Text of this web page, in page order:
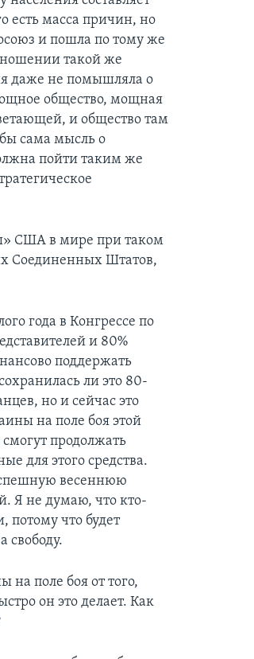
есть масса причин, но
и пошла по тому же
такой же
даже не помышляла о
общество, мощная
и общество там
сама мысль о
пойти таким же
США в мире при таком
Соединенных Штатов,
года в Конгрессе по
и 80%
поддержать
ли это 80-
но и сейчас это
на поле боя этой
продолжать
для этого средства.
весеннюю
Я не думаю, что кто-
потому что будет
свободу.
на поле боя от того,
он это делает. Как